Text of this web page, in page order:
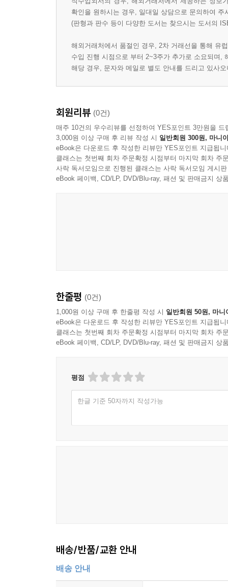
확인을 원하시는 경우, 일대일 상담으로 문의하여 주
(판형과 판수 등이 다양한 도서는 찾으시는 도서의
해외거래처에서 품절인 경우, 2차 거래선을 통해 유
수입 진행 시점으로 부터 2~3주가 추가로 소요되며,
해당 경우, 문자와 메일로 별도 안내를 드리고 있사
회원리뷰 (0건)
매주 10건의 우수리뷰를 선정하여 YES포인트 3만원을 드
3,000원 이상 구매 후 리뷰 작성 시 일반회원 300원, 마니
eBook은 다운로드 후 작성한 리뷰만 YES포인트 지급됩니
클래스는 첫번째 회차 주문확정 시점부터 마지막 회차 주
사락 독서모임으로 진행된 클래스는 사락 독서모임 게시
eBook 페이백, CD/LP, DVD/Blu-ray, 패션 및 판매금지 상
한줄평 (0건)
1,000원 이상 구매 후 한줄평 작성 시 일반회원 50원, 마니
eBook은 다운로드 후 작성한 리뷰만 YES포인트 지급됩니
클래스는 첫번째 회차 주문확정 시점부터 마지막 회차 주
eBook 페이백, CD/LP, DVD/Blu-ray, 패션 및 판매금지 상
평점
한글 기준 50자까지 작성가능
배송/반품/교환 안내
배송 안내